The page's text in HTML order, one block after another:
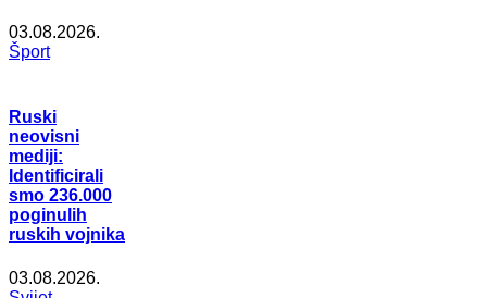
03.08.2026.
Šport
Ruski
neovisni
mediji:
Identificirali
smo 236.000
poginulih
ruskih vojnika
03.08.2026.